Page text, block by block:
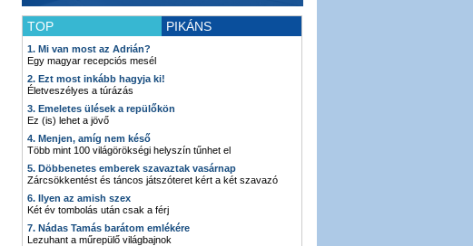
TOP PIKÁNS
1. Mi van most az Adrián?
Egy magyar recepciós mesél
2. Ezt most inkább hagyja ki!
Életveszélyes a túrázás
3. Emeletes ülések a repülőkön
Ez (is) lehet a jövő
4. Menjen, amíg nem késő
Több mint 100 világörökségi helyszín tűnhet el
5. Döbbenetes emberek szavaztak vasárnap
Zárcsökkentést és táncos játszóteret kért a két szavazó
6. Ilyen az amish szex
Két év tombolás után csak a férj
7. Nádas Tamás barátom emlékére
Lezuhant a műrepülő világbajnok